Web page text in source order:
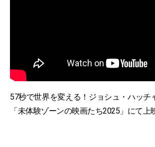
57秒で世界を変える！ジョシュ・ハッチ
「未体験ゾーンの映画たち2025」にて上